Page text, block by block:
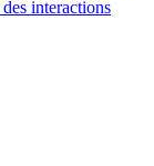
interactions